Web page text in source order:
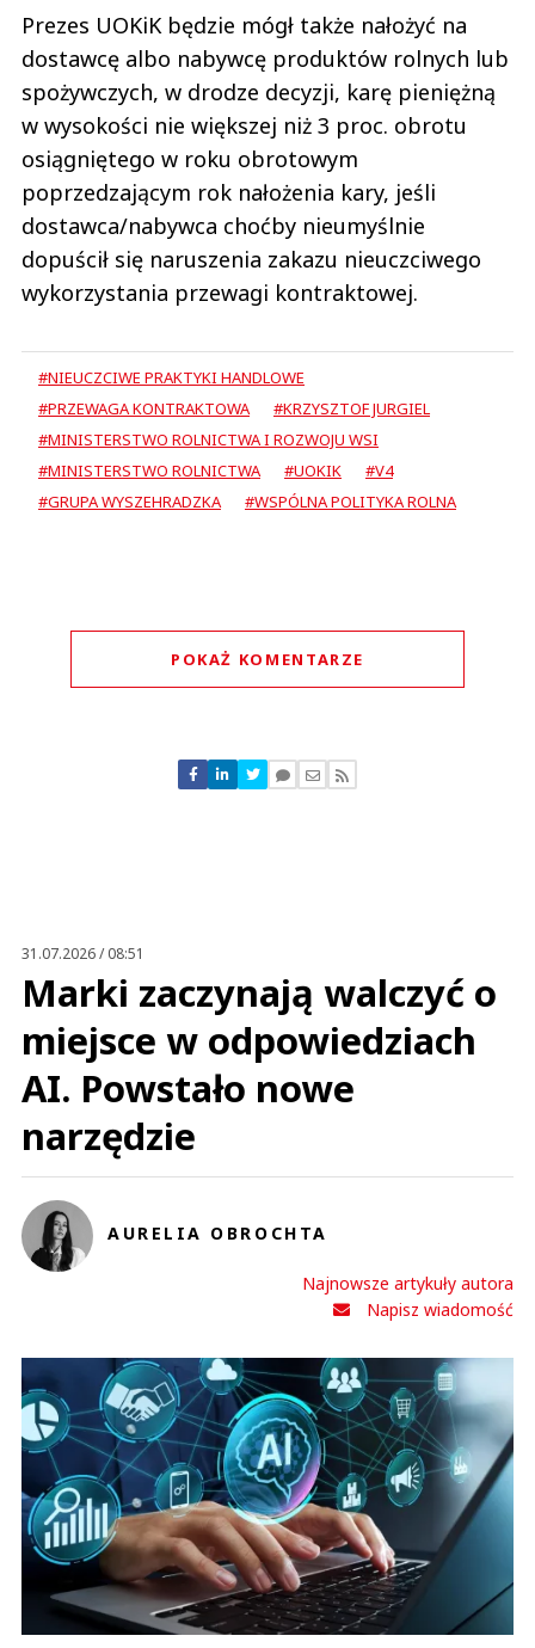
Prezes UOKiK będzie mógł także nałożyć na
dostawcę albo nabywcę produktów rolnych lub
spożywczych, w drodze decyzji, karę pieniężną
w wysokości nie większej niż 3 proc. obrotu
osiągniętego w roku obrotowym
poprzedzającym rok nałożenia kary, jeśli
dostawca/nabywca choćby nieumyślnie
dopuścił się naruszenia zakazu nieuczciwego
wykorzystania przewagi kontraktowej.
#NIEUCZCIWE PRAKTYKI HANDLOWE
#PRZEWAGA KONTRAKTOWA
#KRZYSZTOF JURGIEL
#MINISTERSTWO ROLNICTWA I ROZWOJU WSI
#MINISTERSTWO ROLNICTWA
#UOKIK
#V4
#GRUPA WYSZEHRADZKA
#WSPÓLNA POLITYKA ROLNA
POKAŻ KOMENTARZE
Nie znaleziono komentarzy
Zostaw swoje komentarze
31.07.2026 / 08:51
Marki zaczynają walczyć o
miejsce w odpowiedziach
AI. Powstało nowe
narzędzie
AURELIA OBROCHTA
Najnowsze artykuły autora
Napisz wiadomość